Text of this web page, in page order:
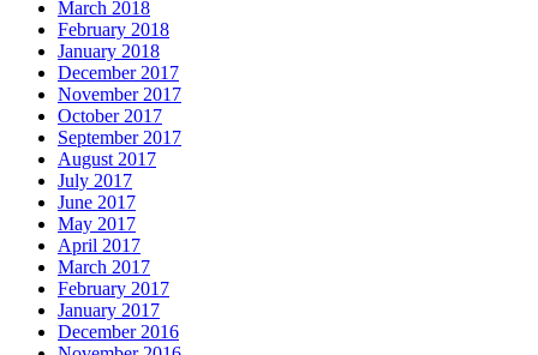
March 2018
February 2018
January 2018
December 2017
November 2017
October 2017
September 2017
August 2017
July 2017
June 2017
May 2017
April 2017
March 2017
February 2017
January 2017
December 2016